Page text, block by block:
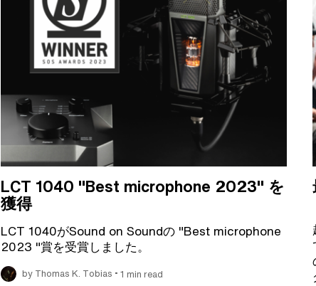
LCT 1040 "Best microphone 2023" を
獲得
LCT 1040がSound on Soundの "Best microphone
2023 "賞を受賞しました。
by Thomas K. Tobias • 1 min read